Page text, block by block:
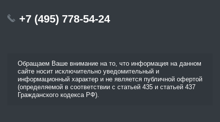
+7 (495) 778-54-24
Обращаем Ваше внимание на то, что информация на данном
сайте носит исключительно уведомительный и
информационный характер и не является публичной офертой
(определяемой в соответствии с статьей 435 и статьей 437
Гражданского кодекса РФ).